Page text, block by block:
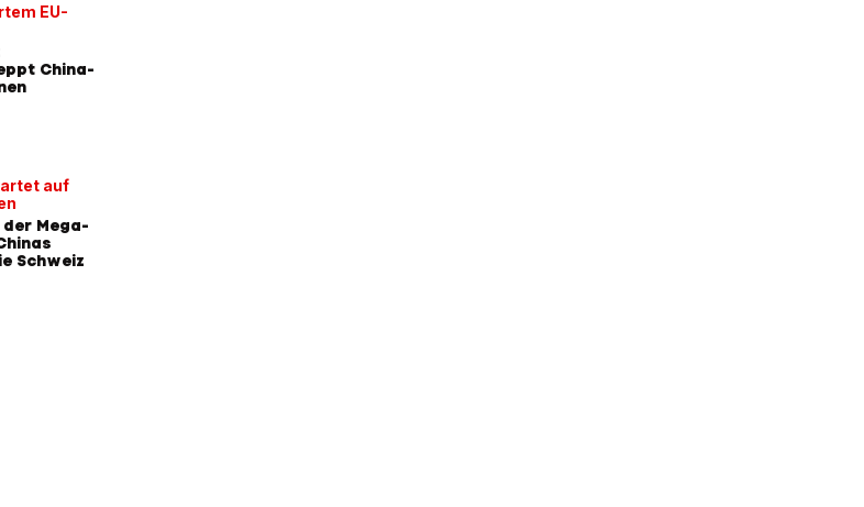
EU-
China-
auf
Mega-
Schweiz